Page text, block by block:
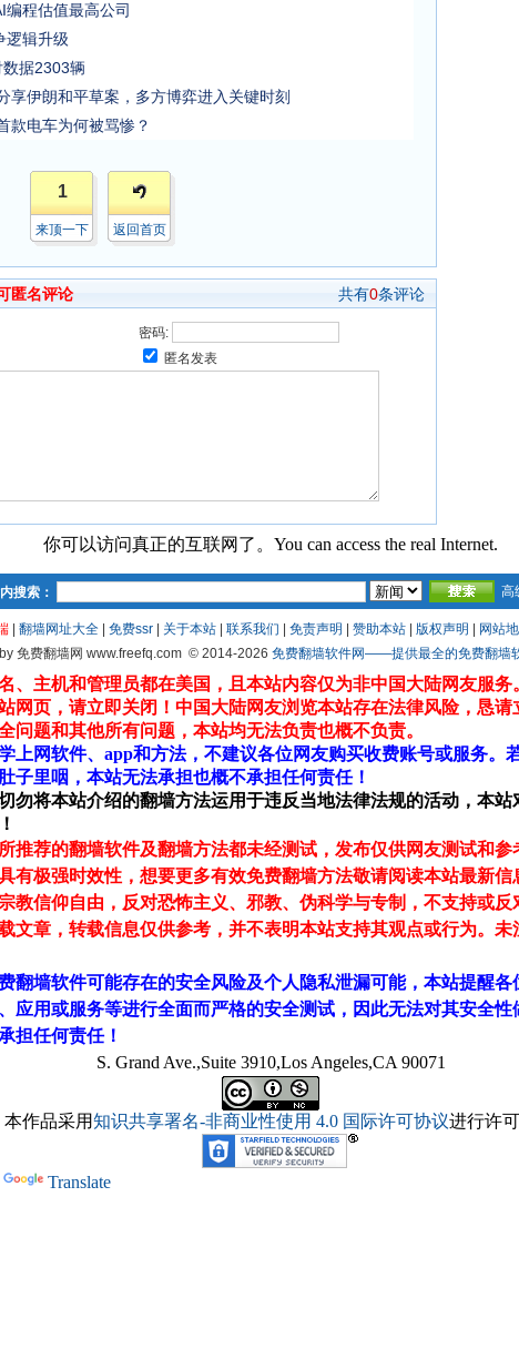
程估值最高公司
逻辑升级
据2303辆
享伊朗和平草案，多方博弈进入关键时刻
款电车为何被骂惨？
1
来顶一下 返回首页
匿名评论 共有0条评论
密码:
匿名发表
你可以访问真正的互联网了。You can access the real Internet.
搜索： 高
翻墙网址大全 免费ssr 关于本站 联系我们 免责声明 赞助本站 版权声明
网站
免费翻墙网 www.freefq.com© 2014-2026 免费翻墙软件网——提供最全的免费翻墙
、主机和管理员都在美国，且本站内容仅为非中国大陆网友服
网页，请立即关闭！中国大陆网友浏览本站存在法律风险，恳
问题和其他所有问题，本站均无法负责也概不负责。
上网软件、app和方法，不建议各位网友购买收费账号或服务。
子里咽，本站无法承担也概不承担任何责任！
勿将本站介绍的翻墙方法运用于违反当地法律法规的活动，本
推荐的翻墙软件及翻墙方法都未经测试，发布仅供网友测试和
有极强时效性，想要更多有效免费翻墙方法敬请阅读本站最新
教信仰自由，反对恐怖主义、邪教、伪科学与专制，不支持或
文章，转载信息仅供参考，并不表明本站支持其观点或行为。
翻墙软件可能存在的安全风险及个人隐私泄漏可能，本站提醒
应用或服务等进行全面而严格的安全测试，因此无法对其安全
担任何责任！
S. Grand Ave.,Suite 3910,Los Angeles,CA 90071
本作品采用知识共享署名-非商业性使用 4.0 国际许可协议进行许
Translate